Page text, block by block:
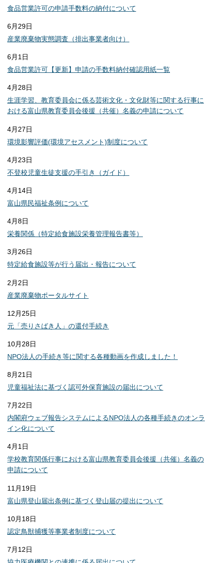
食品営業許可の申請手数料の納付について
6月29日
産業廃棄物実態調査（排出事業者向け）
6月1日
食品営業許可【更新】申請の手数料納付確認用紙一覧
4月28日
生涯学習、教育委員会に係る芸術文化・文化財等に関する行事に
おける富山県教育委員会後援（共催）名義の申請について
4月27日
環境影響評価(環境アセスメント)制度について
4月23日
不登校児童生徒支援の手引き（ガイド）
4月14日
富山県民福祉条例について
4月8日
栄養関係（特定給食施設栄養管理報告書等）
3月26日
特定給食施設等が行う届出・報告について
2月2日
産業廃棄物ポータルサイト
12月25日
元「売りさばき人」の還付手続き
10月28日
NPO法人の手続き等に関する各種動画を作成しました！
8月21日
児童福祉法に基づく認可外保育施設の届出について
7月22日
内閣府ウェブ報告システムによるNPO法人の各種手続きのオンラ
イン化について
4月1日
学校教育関係行事における富山県教育委員会後援（共催）名義の
申請について
11月19日
富山県登山届出条例に基づく登山届の提出について
10月18日
認定鳥獣捕獲等事業者制度について
7月12日